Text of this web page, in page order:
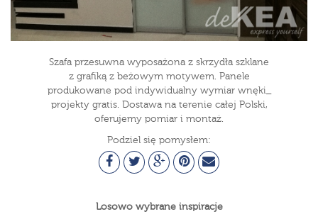
Szafa przesuwna wyposażona z skrzydła szklane
z grafiką z beżowym motywem. Panele
produkowane pod indywidualny wymiar wnęki_
projekty gratis. Dostawa na terenie całej Polski,
oferujemy pomiar i montaż.
Podziel się pomysłem:
Losowo wybrane inspiracje